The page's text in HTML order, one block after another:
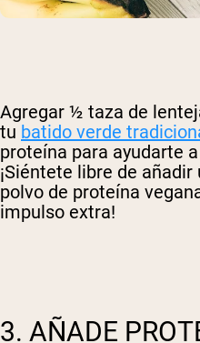
Agregar ½ taza de
tu batido verde
proteína para ayudarte
¡Siéntete libre de
polvo de proteína
impulso extra!
3. AÑADE